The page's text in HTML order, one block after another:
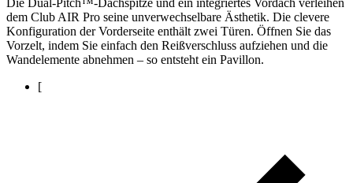
Die Dual-Pitch™-Dachspitze und ein integriertes Vordach verleihen
dem Club AIR Pro seine unverwechselbare Ästhetik. Die clevere
Konfiguration der Vorderseite enthält zwei Türen. Öffnen Sie das
Vorzelt, indem Sie einfach den Reißverschluss aufziehen und die
Wandelemente abnehmen – so entsteht ein Pavillon.
[